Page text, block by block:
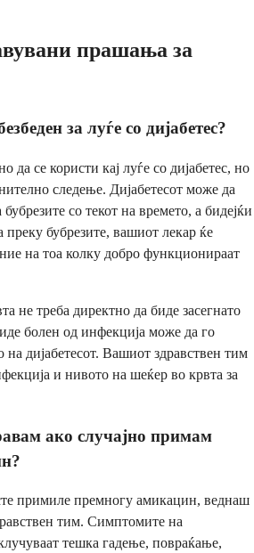
прашања за
за луѓе со дијабетес?
се користи кај луѓе со дијабетес, но
следење. Дијабетесот може да
со текот на времето, а бидејќи
бубрезите, вашиот лекар ќе
на тоа колку добро функционираат
не треба директно да биде засегнато
болен од инфекција може да го
дијабетесот. Вашиот здравствен тим
и нивото на шеќер во крвта за
ако случајно примам
примиле премногу амикацин, веднаш
тим. Симптомите на
тешка гадење, повраќање,